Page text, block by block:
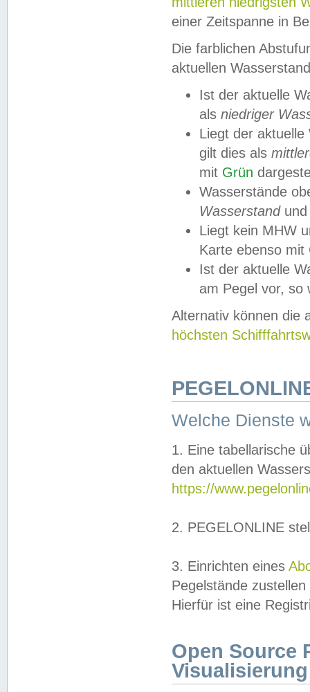
einer Zeitspanne in
Die farblichen
aktuellen
Ist der aktuelle
als niedriger
Liegt der
gilt dies als
mit Grün
Wasserstände
Wasserstandund
Liegt kein MHW
Karte ebenso mit
Ist der aktuelle
am Pegel vor,
Alternativ können die
höchsten
Welche Dienste
1. Eine tabellarische
den aktuellen
https://
2. PEGELONLINE
3. Einrichten eines
Pegelstände
Hierfür ist eine
Open Source
Visualisierung